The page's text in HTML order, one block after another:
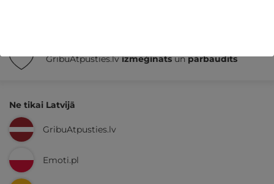
GribuAtpusties.lvizmēģinātsunpārbaudīts
Ne tikai Latvijā
GribuAtpusties.lv
Emoti.pl